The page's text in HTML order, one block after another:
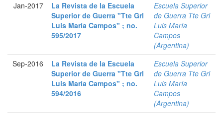
Jan-2017
La Revista de la Escuela
Superior de Guerra "Tte Grl
Luis María Campos" ; no.
595/2017
Escuela Superior
de Guerra Tte Grl
Luis María
Campos
(Argentina)
Sep-2016
La Revista de la Escuela
Superior de Guerra "Tte Grl
Luis María Campos" ; no.
594/2016
Escuela Superior
de Guerra Tte Grl
Luis María
Campos
(Argentina)